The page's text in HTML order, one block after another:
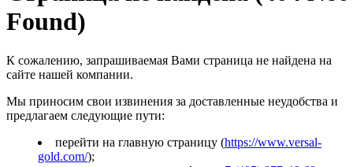
Found)
К сожалению, запрашиваемая Вами страница не найдена на
сайте нашей компании.
Мы приносим свои извинения за доставленные неудобства и
предлагаем следующие пути:
перейти на главную страницу (https://www.versal-
gold.com/);